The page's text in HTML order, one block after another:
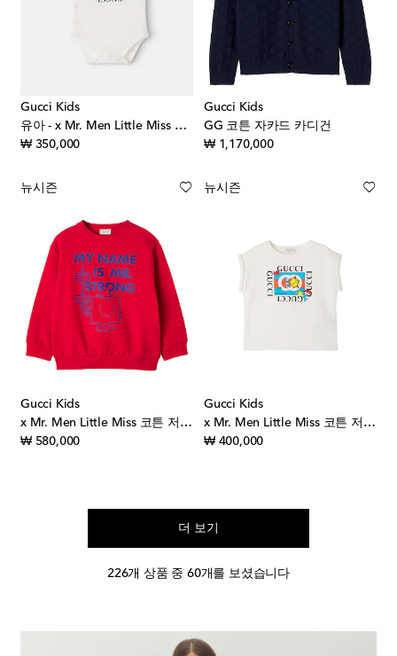
Gucci Kids
유아 - x Mr. Men Little Miss 코튼 저지 바디수트
₩ 350,000original price
Gucci Kids
GG 코튼 자카드 카디건
₩ 1,170,000original price
뉴시즌
Gucci Kids
x Mr. Men Little Miss 코튼 저지 스웨트셔츠
₩ 580,000original price
뉴시즌
Gucci Kids
x Mr. Men Little Miss 코튼 저지 티셔츠
₩ 400,000original price
더 보기
226개 상품 중 60개를 보셨습니다